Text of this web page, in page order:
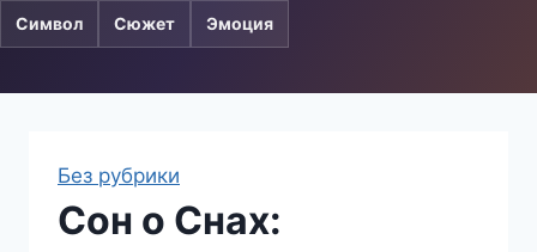
Символ Сюжет Эмоция
Без рубрики
Сон о Снах: